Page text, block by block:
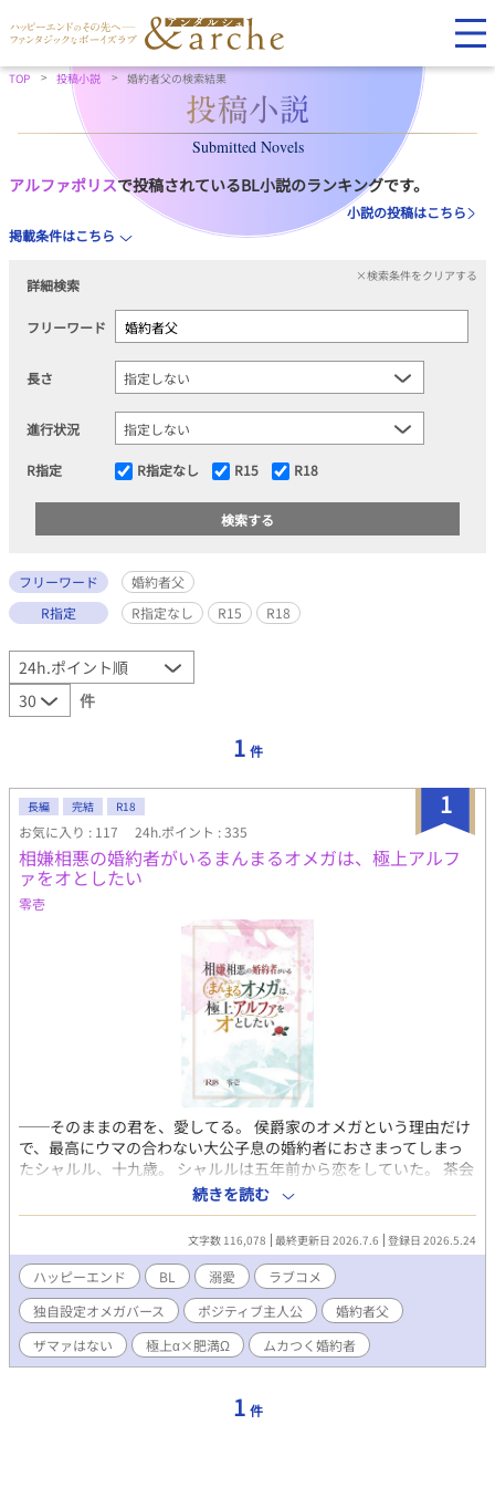
TOP 投稿小説 婚約者父の検索結果
Submitted Novels
アルファポリスで投稿されているBL小説のランキングです。
小説の投稿はこちら
掲載条件はこちら
詳細検索
×検索条件をクリアする
フリーワード
長さ
進行状況
R指定 R指定なし R15 R18
フリーワード
婚約者父
R指定
R指定なし R15 R18
件
1 件
1
長編 完結 R18
お気に入り : 117 24h.ポイント : 335
相嫌相悪の婚約者がいるまんまるオメガは、極上アルフ
ァをオとしたい
零壱
──そのままの君を、愛してる。 侯爵家のオメガという理由だけ
で、最高にウマの合わない大公子息の婚約者におさまってしまっ
たシャルル、十九歳。 シャルルは五年前から恋をしていた。 茶会
からは逃走し、顔を合わせれば「豚」と罵ってくるクソ婚約者に
ではない。 その父であり、代わりにシャルルをもてなしてくれ
る、紳士で極上アルファなマクシミリアン様にだ。 どうにかこう
にか射止めようとしては悩み、再び奮起しては美丈夫に負けっぱ
なしなシャルル。 マクシミリアン様は、何故だか異様にシャルル
に甘い。甘すぎる。 まんまるな体型、ヒートのない身体。 欠陥
品、だらしないといった社交界の視線は傷つくけれど、本命以外
には図太く逞しいシャルルと、どこまでも優しいマクシミリアン
様。 まんまるシャルルは極上アルファを無事落とせるのか、はた
も掲載しています。 表紙は吐きそうになりながら作りました。
続きを読む
文字数 116,078 最終更新日 2026.7.6 登録日 2026.5.24
ハッピーエンド BL 溺愛
ラブコメ
独自設定オメガバース
ポジティブ主人公
婚約者父
ザマァはない
極上α×肥満Ω ムカつく婚約者
1 件